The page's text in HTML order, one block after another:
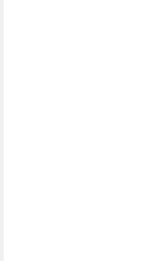
Wandbild Lustrous